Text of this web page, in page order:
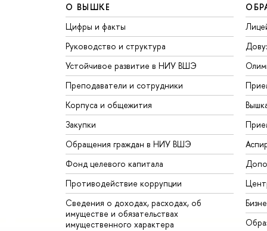
О ВЫШКЕ
Цифры и факты
Руководство и структура
Устойчивое развитие в НИУ ВШЭ
Преподаватели и сотрудники
Корпуса и общежития
Закупки
Обращения граждан в НИУ ВШЭ
Фонд целевого капитала
Противодействие коррупции
Сведения о доходах, расходах, об
имуществе и обязательствах
имущественного характера